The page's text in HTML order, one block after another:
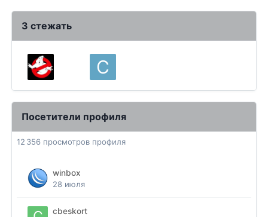
3 стежать
Посетители профиля
12 356 просмотров профиля
winbox
28 июля
cbeskort